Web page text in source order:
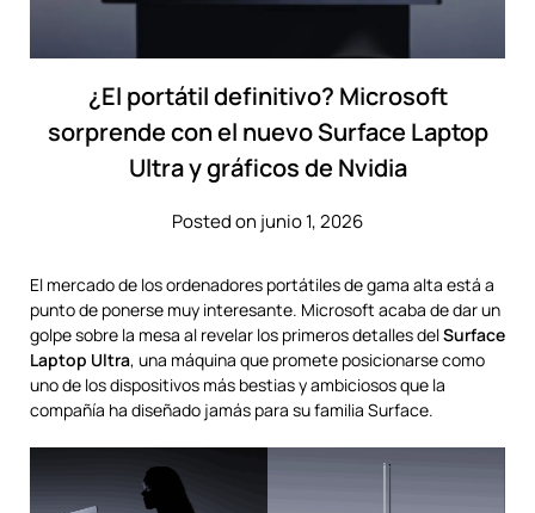
¿El portátil definitivo? Microsoft
sorprende con el nuevo Surface Laptop
Ultra y gráficos de Nvidia
Posted on junio 1, 2026
El mercado de los ordenadores portátiles de gama alta está a
punto de ponerse muy interesante. Microsoft acaba de dar un
golpe sobre la mesa al revelar los primeros detalles delSurface
Laptop Ultra, una máquina que promete posicionarse como
uno de los dispositivos más bestias y ambiciosos que la
compañía ha diseñado jamás para su familia Surface.